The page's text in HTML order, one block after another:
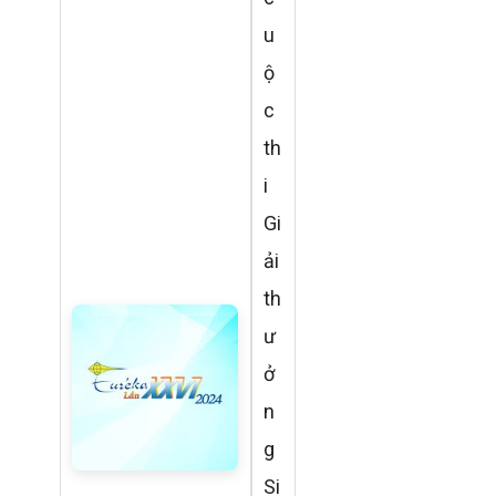
u
ộ
c
th
i
Gi
ải
th
ư
ở
n
g
Si